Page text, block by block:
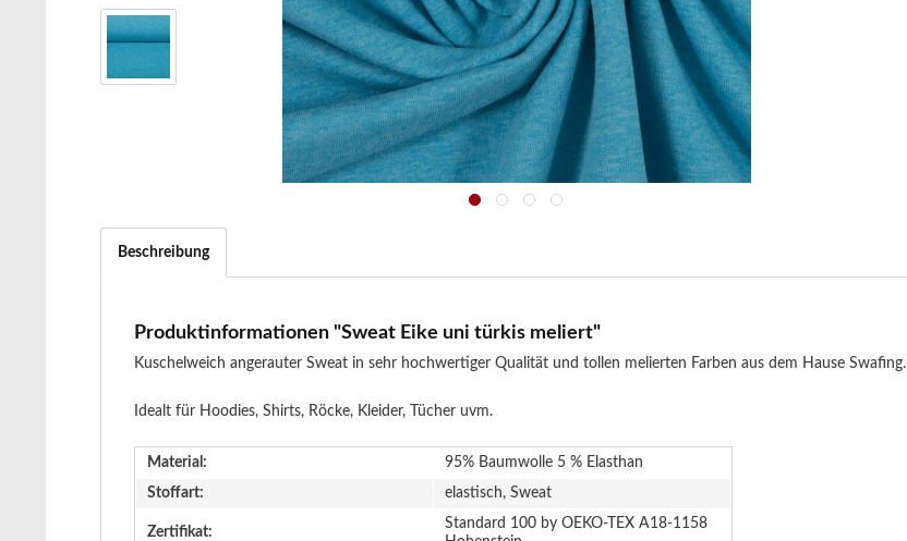
Beschreibung
Produktinformationen "Sweat Eike uni türkis meliert"
Kuschelweich angerauter Sweat in sehr hochwertiger Qualität und tollen melierten Farben aus dem Hause Swafing.
Idealt für Hoodies, Shirts, Röcke, Kleider, Tücher uvm.
Material:
95% Baumwolle 5 % Elasthan
Stoffart:
elastisch, Sweat
Zertifikat:
Standard 100 by OEKO-TEX A18-1158